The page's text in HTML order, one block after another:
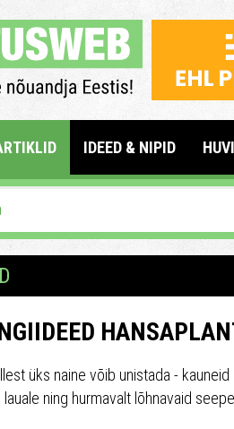
IDEED & NIPID
üks naine võib unistada -
ning hurmavalt lõhnavaid seepe.